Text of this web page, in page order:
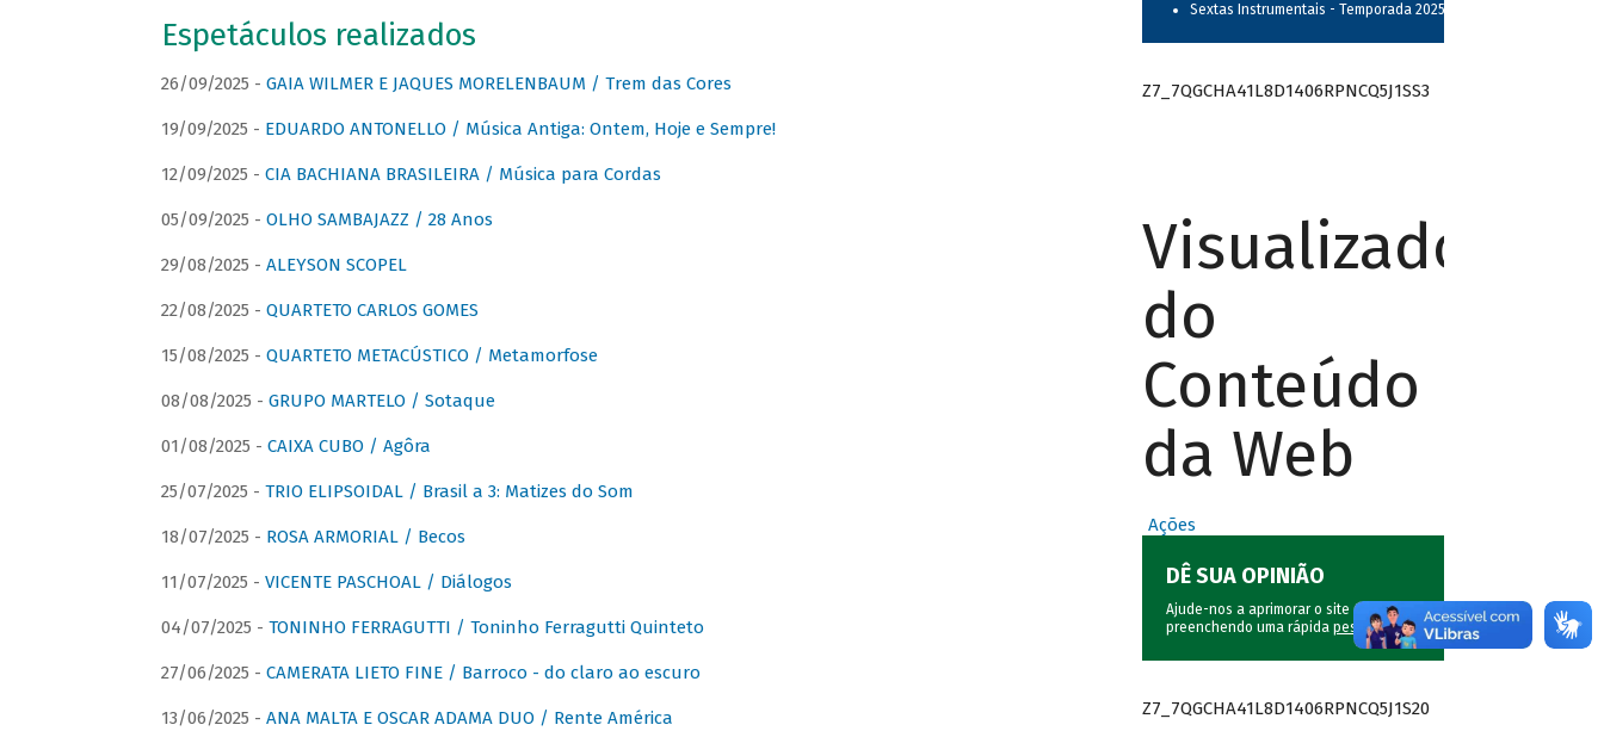
Espetáculos realizados
26/09/2025 - GAIA WILMER E JAQUES MORELENBAUM / Trem das Cores
19/09/2025 - EDUARDO ANTONELLO / Música Antiga: Ontem, Hoje e Sempre!
12/09/2025 - CIA BACHIANA BRASILEIRA / Música para Cordas
05/09/2025 - OLHO SAMBAJAZZ / 28 Anos
29/08/2025 - ALEYSON SCOPEL
22/08/2025 - QUARTETO CARLOS GOMES
15/08/2025 - QUARTETO METACÚSTICO / Metamorfose
08/08/2025 - GRUPO MARTELO / Sotaque
01/08/2025 - CAIXA CUBO / Agôra
25/07/2025 - TRIO ELIPSOIDAL / Brasil a 3: Matizes do Som
18/07/2025 - ROSA ARMORIAL / Becos
11/07/2025 - VICENTE PASCHOAL / Diálogos
04/07/2025 - TONINHO FERRAGUTTI / Toninho Ferragutti Quinteto
27/06/2025 - CAMERATA LIETO FINE / Barroco - do claro ao escuro
13/06/2025 - ANA MALTA E OSCAR ADAMA DUO / Rente América
Sextas Instrumentais - Temporada 2025
Z7_7QGCHA41L8D1406RPNCQ5J1SS3
Visualizador
do
Conteúdo
da Web
Ações
DÊ SUA OPINIÃO
Ajude-nos a aprimorar o site do BNDES
preenchendo uma rápida pesquisa.
Z7_7QGCHA41L8D1406RPNCQ5J1S20